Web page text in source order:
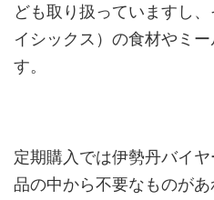
ども取り扱っていますし
イシックス）の食材やミ
す。
定期購入では伊勢丹バイ
品の中から不要なものが